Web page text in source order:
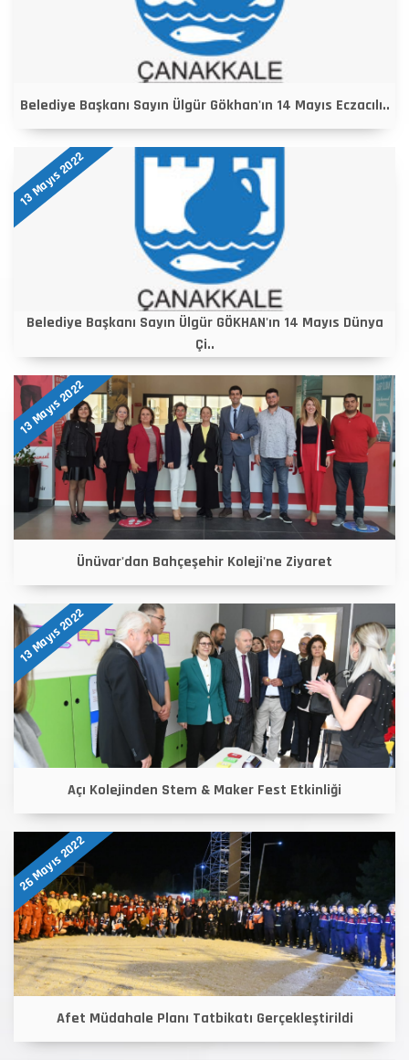
Belediye Başkanı Sayın Ülgür Gökhan'ın 14 Mayıs Eczacılı..
13 Mayıs 2022
Belediye Başkanı Sayın Ülgür GÖKHAN'ın 14 Mayıs Dünya
Çi..
13 Mayıs 2022
Ünüvar'dan Bahçeşehir Koleji'ne Ziyaret
13 Mayıs 2022
Açı Kolejinden Stem & Maker Fest Etkinliği
26 Mayıs 2022
Afet Müdahale Planı Tatbikatı Gerçekleştirildi